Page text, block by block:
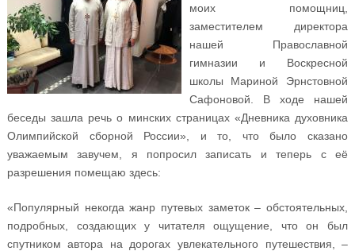
моих помощниц,
заместителем директора
нашей Православной
гимназии и Воскресной
школы Мариной Эрнстовной
Сафоновой. В ходе нашей
беседы зашла речь о минских страницах «Дневника духовника
Олимпийской сборной России», и то, что было сказано
уважаемым завучем, я попросил записать и теперь с её
разрешения помещаю здесь:
«Популярный некогда жанр путевых заметок – обстоятельных,
подробных, создающих у читателя ощущение, что он был
спутником автора на дорогах увлекательного путешествия, –